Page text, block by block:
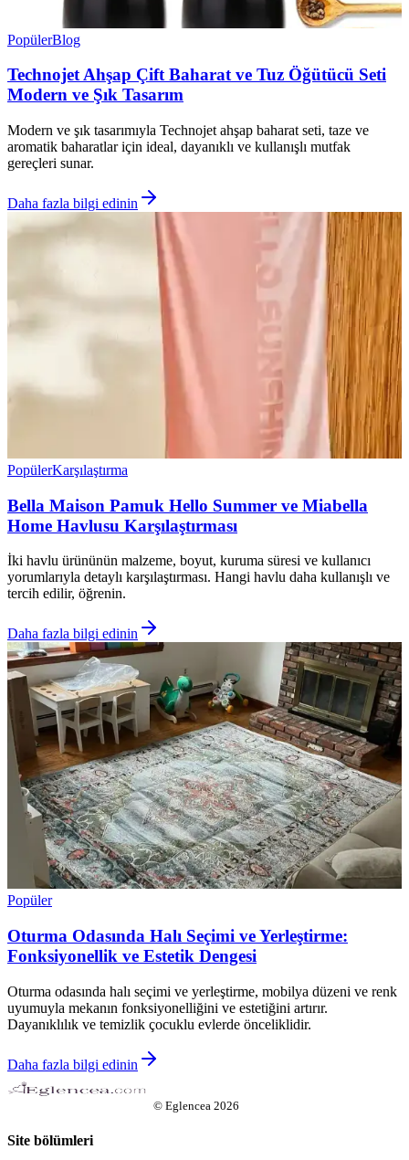
PopülerBlog
Technojet Ahşap Çift Baharat ve Tuz Öğütücü Seti
Modern ve Şık Tasarım
Modern ve şık tasarımıyla Technojet ahşap baharat seti, taze ve
aromatik baharatlar için ideal, dayanıklı ve kullanışlı mutfak
gereçleri sunar.
Daha fazla bilgi edinin
PopülerKarşılaştırma
Bella Maison Pamuk Hello Summer ve Miabella
Home Havlusu Karşılaştırması
İki havlu ürününün malzeme, boyut, kuruma süresi ve kullanıcı
yorumlarıyla detaylı karşılaştırması. Hangi havlu daha kullanışlı ve
tercih edilir, öğrenin.
Daha fazla bilgi edinin
Popüler
Oturma Odasında Halı Seçimi ve Yerleştirme:
Fonksiyonellik ve Estetik Dengesi
Oturma odasında halı seçimi ve yerleştirme, mobilya düzeni ve renk
uyumuyla mekanın fonksiyonelliğini ve estetiğini artırır.
Dayanıklılık ve temizlik çocuklu evlerde önceliklidir.
Daha fazla bilgi edinin
© Eglencea 2026
Site bölümleri